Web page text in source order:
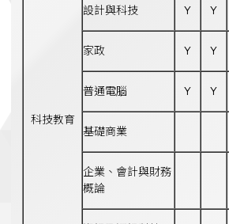
科技教育
設計與科技 Y Y
家政 Y Y
普通電腦 Y Y
基礎商業
企業、會計與財務
概論